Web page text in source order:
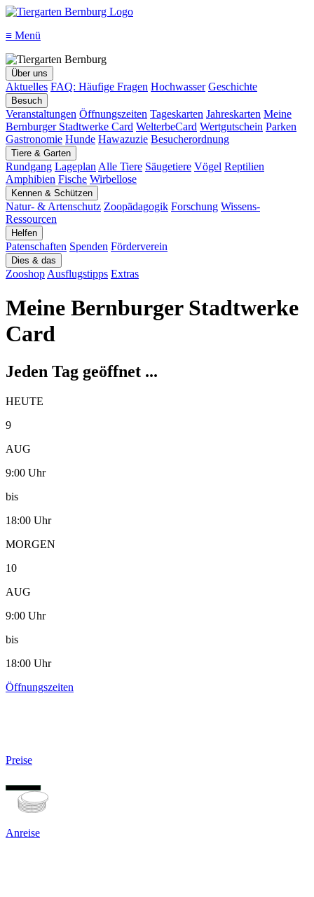
≡ Menü
Über uns
Aktuelles FAQ: Häufige Fragen Hochwasser Geschichte
Besuch
Veranstaltungen Öffnungszeiten Tageskarten Jahreskarten Meine
Bernburger Stadtwerke Card WelterbeCard Wertgutschein Parken
Gastronomie Hunde Hawazuzie Besucherordnung
Tiere & Garten
Rundgang Lageplan Alle Tiere Säugetiere Vögel Reptilien
Amphibien Fische Wirbellose
Kennen & Schützen
Natur- & Artenschutz Zoopädagogik Forschung Wissens-
Ressourcen
Helfen
Patenschaften Spenden Förderverein
Dies & das
Zooshop Ausflugstipps Extras
Meine Bernburger Stadtwerke
Card
Jeden Tag geöffnet ...
HEUTE
9
AUG
9:00 Uhr
bis
18:00 Uhr
MORGEN
10
AUG
9:00 Uhr
bis
18:00 Uhr
Öffnungszeiten
Preise
Anreise